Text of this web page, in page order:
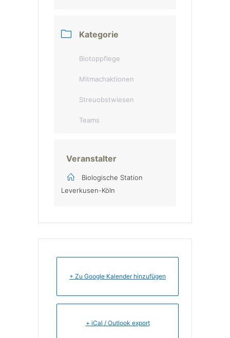
Kategorie
Biotoppflege
Mitmachaktionen
Streuobstwiesen
Teams
Veranstalter
Biologische Station
Leverkusen-Köln
+ Zu Google Kalender hinzufügen
+ iCal / Outlook export